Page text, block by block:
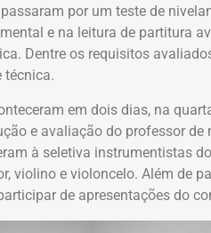
por um teste de
e na leitura de partitura
Dentre os requisitos
técnica.
em dois dias, na
e avaliação do professor de
à seletiva instrumentistas
violino e violoncelo. Além de
de apresentações do